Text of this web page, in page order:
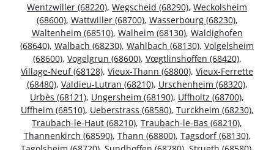
Wentzwiller (68220), Wegscheid (68290), Weckolsheim
(68600), Wattwiller (68700), Wasserbourg (68230),
Waltenheim (68510), Walheim (68130), Waldighofen
(68640), Walbach (68230), Wahlbach (68130), Volgelsheim
(68600), Vogelgrun (68600), Vœgtlinshoffen (68420),
Village-Neuf (68128), Vieux-Thann (68800), Vieux-Ferrette
(68480), Valdieu-Lutran (68210), Urschenheim (68320),
Urbès (68121), Ungersheim (68190), Uffholtz (68700),
Uffheim (68510), Ueberstrass (68580), Turckheim (68230),
Traubach-le-Haut (68210), Traubach-le-Bas (68210),
Thannenkirch (68590), Thann (68800), Tagsdorf (68130),